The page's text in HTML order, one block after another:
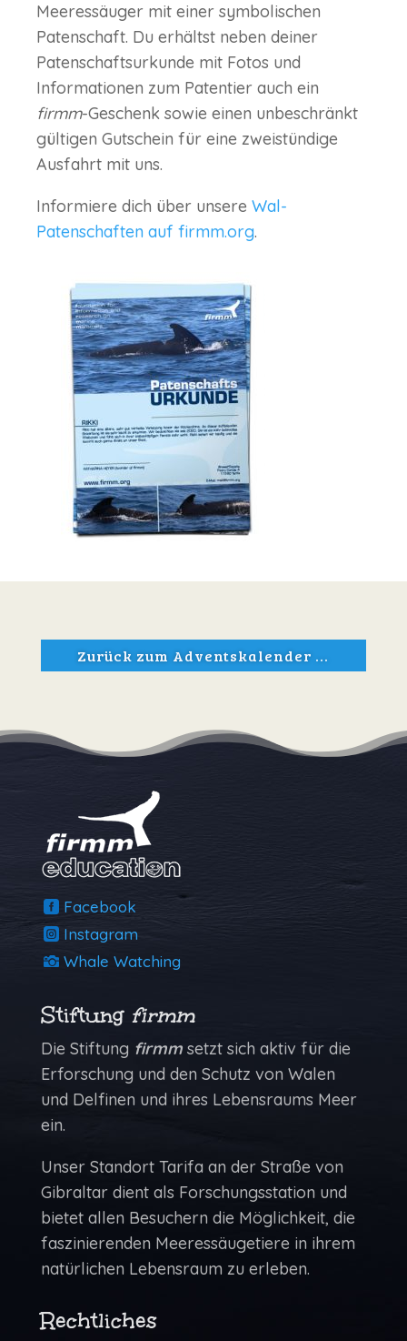
Meeressäuger mit einer symbolischen
Patenschaft. Du erhältst neben deiner
Patenschaftsurkunde mit Fotos und
Informationen zum Patentier auch ein
firmm-Geschenk sowie einen unbeschränkt
gültigen Gutschein für eine zweistündige
Ausfahrt mit uns.
Informiere dich über unsere Wal-
Patenschaften auf firmm.org.
Zurück zum Adventskalender ...
Facebook
Instagram
Whale Watching
Stiftung firmm
Die Stiftung firmmsetzt sich aktiv für die
Erforschung und den Schutz von Walen
und Delfinen und ihres Lebensraums Meer
ein.
Unser Standort Tarifa an der Straße von
Gibraltar dient als Forschungs­station und
bietet allen Besuchern die Möglich­keit, die
faszinierenden Meeressäugetiere in ihrem
natürlichen Lebens­raum zu erleben.
Rechtliches